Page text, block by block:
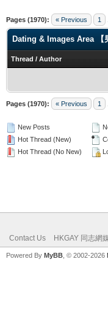
Pages (1970): « Previous 1
Dating & Images Area 【
Thread / Author
Pages (1970): « Previous 1
New Posts
Hot Thread (New)
Hot Thread (No New)
Contact Us HKGAY 同志網
Powered By MyBB , © 2002-2026